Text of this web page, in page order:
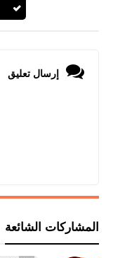
إرسال تعليق
المشاركات الشائعة